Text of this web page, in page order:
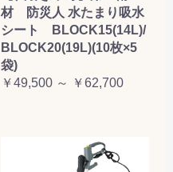
材 防災人 水たまり吸水
シート BLOCK15(14L)/
BLOCK20(19L)(10枚×5
袋)
￥49,500 ～ ￥62,700